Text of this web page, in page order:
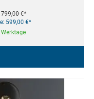
799,00 €*
599,00 €*